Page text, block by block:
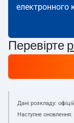
електронного
Перевірте
Дані розкладу:
Наступне оновлення: